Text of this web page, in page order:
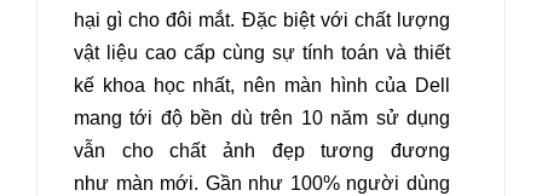
hại gì cho đôi mắt. Đặc biệt với chất lượng
vật liệu cao cấp cùng sự tính toán và thiết
kế khoa học nhất, nên màn hình của Dell
mang tới độ bền dù trên 10 năm sử dụng
vẫn cho chất ảnh đẹp tương đương
như màn mới. Gần như 100% người dùng